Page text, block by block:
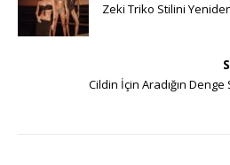
Zeki Triko Stilini
Cildin İçin Aradığın Denge